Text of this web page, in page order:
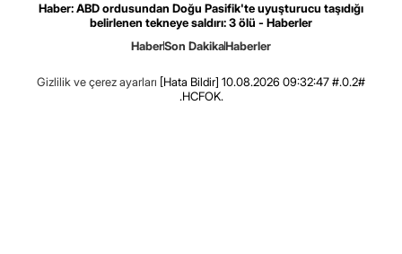
Haber: ABD ordusundan Doğu Pasifik'te uyuşturucu taşıdığı
belirlenen tekneye saldırı: 3 ölü - Haberler
HaberSon DakikaHaberler
Gizlilik ve çerez ayarları [Hata Bildir] 10.08.2026 09:32:47 #.0.2#
.HCFOK.